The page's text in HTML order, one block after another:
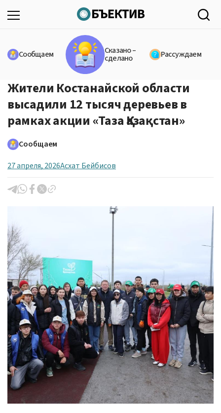
Сообщаем Сказано –
сделано Рассуждаем
Жители Костанайской области
высадили 12 тысяч деревьев в
рамках акции «Таза Қазақстан»
Сообщаем
27 апреля, 2026Асхат Бейбисов